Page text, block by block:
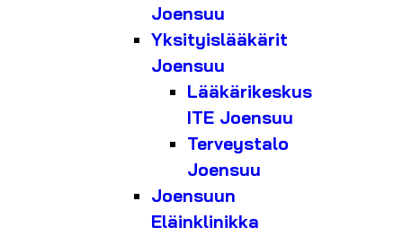
Joensuu
Yksityislääkärit
Joensuu
Lääkärikeskus
ITE Joensuu
Terveystalo
Joensuu
Joensuun
Eläinklinikka